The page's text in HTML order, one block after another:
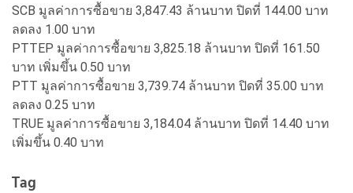
SCB มูลค่าการซื้อขาย 3,847.43 ล้านบาท ปิดที่ 144.00 บาท
ลดลง 1.00 บาท
PTTEP มูลค่าการซื้อขาย 3,825.18 ล้านบาท ปิดที่ 161.50
บาท เพิ่มขึ้น 0.50 บาท
PTT มูลค่าการซื้อขาย 3,739.74 ล้านบาท ปิดที่ 35.00 บาท
ลดลง 0.25 บาท
TRUE มูลค่าการซื้อขาย 3,184.04 ล้านบาท ปิดที่ 14.40 บาท
เพิ่มขึ้น 0.40 บาท
Tag